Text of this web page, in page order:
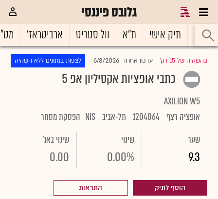
גלובס פיננסי
ראשי תיק אישי ת"א וול סטריט ארביטראז'
בהשהיה של 15 דק' |עדכון אחרון 6/8/2026 לצפות בנתונים ללא השהיה
כתבי אופציות אקסיליון אפ 5
AXILION W5
אופציה רצף 1204064 תל-אביב NIS הפסקת מסחר
שער
9.3
שינוי
0.00%
שינוי באג'
0.00
הוסף לתיק התראות